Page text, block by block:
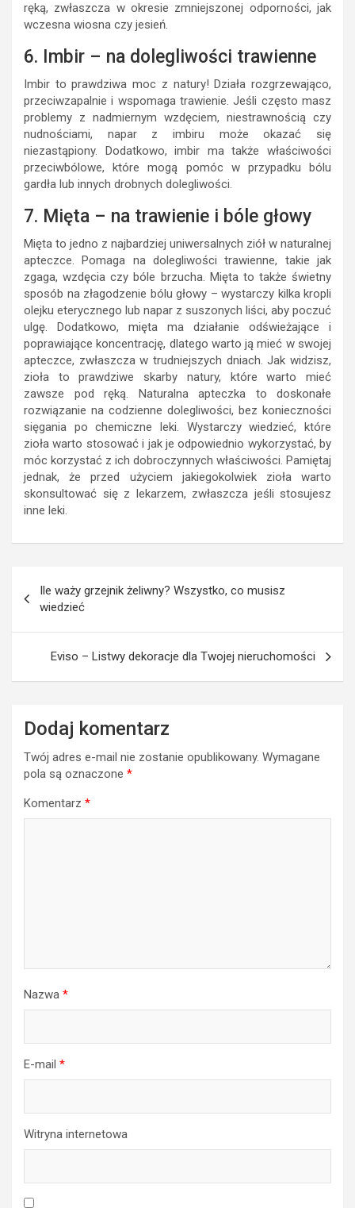
ręką, zwłaszcza w okresie zmniejszonej odporności, jak
wczesna wiosna czy jesień.
6. Imbir – na dolegliwości trawienne
Imbir to prawdziwa moc z natury! Działa rozgrzewająco,
przeciwzapalnie i wspomaga trawienie. Jeśli często masz
problemy z nadmiernym wzdęciem, niestrawnością czy
nudnościami, napar z imbiru może okazać się
niezastąpiony. Dodatkowo, imbir ma także właściwości
przeciwbólowe, które mogą pomóc w przypadku bólu
gardła lub innych drobnych dolegliwości.
7. Mięta – na trawienie i bóle głowy
Mięta to jedno z najbardziej uniwersalnych ziół w naturalnej
apteczce. Pomaga na dolegliwości trawienne, takie jak
zgaga, wzdęcia czy bóle brzucha. Mięta to także świetny
sposób na złagodzenie bólu głowy – wystarczy kilka kropli
olejku eterycznego lub napar z suszonych liści, aby poczuć
ulgę. Dodatkowo, mięta ma działanie odświeżające i
poprawiające koncentrację, dlatego warto ją mieć w swojej
apteczce, zwłaszcza w trudniejszych dniach. Jak widzisz,
zioła to prawdziwe skarby natury, które warto mieć
zawsze pod ręką. Naturalna apteczka to doskonałe
rozwiązanie na codzienne dolegliwości, bez konieczności
sięgania po chemiczne leki. Wystarczy wiedzieć, które
zioła warto stosować i jak je odpowiednio wykorzystać, by
móc korzystać z ich dobroczynnych właściwości. Pamiętaj
jednak, że przed użyciem jakiegokolwiek zioła warto
skonsultować się z lekarzem, zwłaszcza jeśli stosujesz
inne leki.
wpisu
Ile waży grzejnik żeliwny? Wszystko, co musisz
wiedzieć
Eviso – Listwy dekoracje dla Twojej nieruchomości
Dodaj komentarz
Twój adres e-mail nie zostanie opublikowany. Wymagane
pola są oznaczone *
Komentarz *
Nazwa *
E-mail *
Witryna internetowa